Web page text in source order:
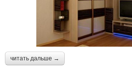
читать дальше →